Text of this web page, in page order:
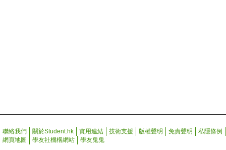
聯絡我們 關於Student.hk 實用連結 技術支援 版權聲明 免責聲明
私隱條例
網頁地圖
學友社機構網站 學友鬼鬼